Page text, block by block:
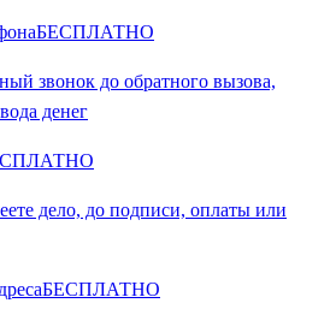
БЕСПЛАТНО
звонок до обратного вызова,
денег
дело, до подписи, оплаты или
БЕСПЛАТНО